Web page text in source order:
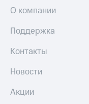
О компании
Поддержка
Контакты
Новости
Акции